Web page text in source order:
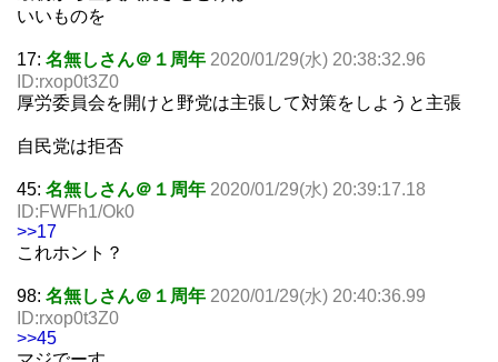
いいものを
17: 名無しさん＠１周年 2020/01/29(水) 20:38:32.96
ID:rxop0t3Z0
厚労委員会を開けと野党は主張して対策をしようと主張
自民党は拒否
45: 名無しさん＠１周年 2020/01/29(水) 20:39:17.18
ID:FWFh1/Ok0
>>17
これホント？
98: 名無しさん＠１周年 2020/01/29(水) 20:40:36.99
ID:rxop0t3Z0
>>45